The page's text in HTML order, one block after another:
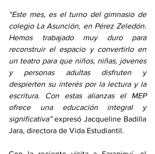
“Este mes, es el turno del gimnasio de
colegio La Asunción, en Pérez Zeledón.
Hemos trabajado muy duro para
reconstruir el espacio y convertirlo en
un teatro para que niños, niñas, jóvenes
y personas adultas disfruten y
despierten su interés por la lectura y la
escritura. Con estas alianzas el MEP
ofrece una educación integral y
significativa” expresó Jacqueline Badilla
Jara, directora de Vida Estudiantil.